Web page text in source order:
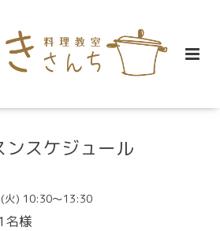
ンスケジュール
火) 10:30～13:30
様